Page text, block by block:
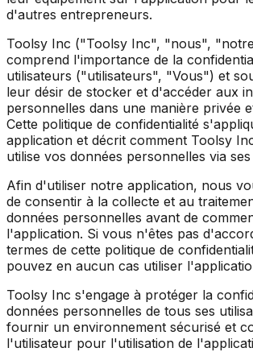
d'autres entrepreneurs.
Toolsy Inc ("Toolsy Inc", "nous",
comprend l'importance de la
utilisateurs ("utilisateurs", "Vous") et
leur désir de stocker et d'accéder aux
personnelles dans une manière privée
Cette politique de confidentialité
application et décrit comment Toolsy
utilise vos données personnelles via
Afin d'utiliser notre application, nous
de consentir à la collecte et au
données personnelles avant de
l'application. Si vous n'êtes pas
termes de cette politique de
pouvez en aucun cas utiliser
Toolsy Inc s'engage à protéger la
données personnelles de tous ses
fournir un environnement sécurisé et
l'utilisateur pour l'utilisation de